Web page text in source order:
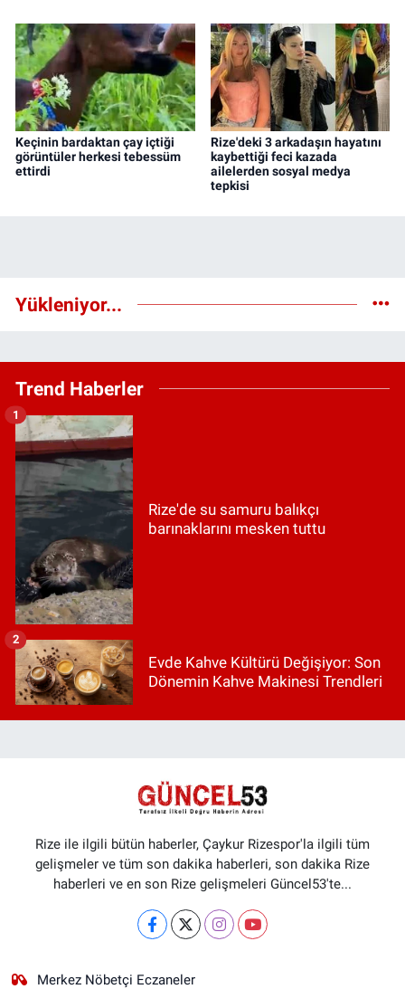
Keçinin bardaktan çay içtiği
görüntüler herkesi tebessüm
ettirdi
Rize'deki 3 arkadaşın hayatını
kaybettiği feci kazada
ailelerden sosyal medya
tepkisi
Yükleniyor...
Trend Haberler
Rize'de su samuru balıkçı
barınaklarını mesken tuttu
1
Evde Kahve Kültürü Değişiyor: Son
Dönemin Kahve Makinesi Trendleri
2
Rize ile ilgili bütün haberler, Çaykur Rizespor'la ilgili tüm
gelişmeler ve tüm son dakika haberleri, son dakika Rize
haberleri ve en son Rize gelişmeleri Güncel53'te...
Merkez Nöbetçi Eczaneler